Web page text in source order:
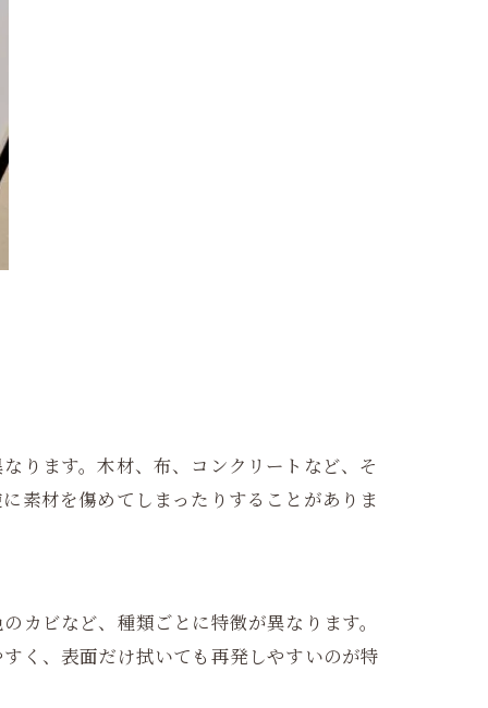
ります。木材、布、コンクリートなど、そ
素材を傷めてしまったりすることがありま
カビなど、種類ごとに特徴が異なります。
く、表面だけ拭いても再発しやすいのが特